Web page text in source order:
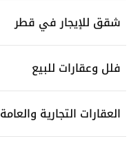
شقق للإيجار في قطر
فلل وعقارات للبيع
العقارات التجارية والعامة